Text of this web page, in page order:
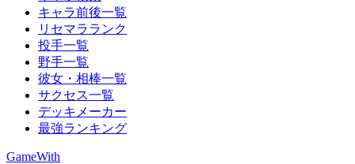
キャラ前後一覧
リセマラランク
投手一覧
野手一覧
彼女・相棒一覧
サクセス一覧
デッキメーカー
最強ランキング
GameWith